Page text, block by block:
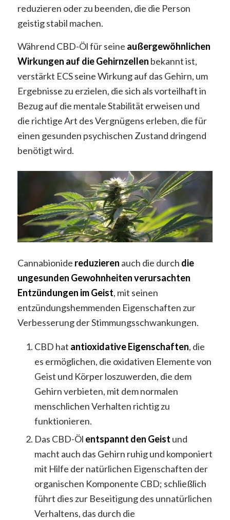
reduzieren oder zu beenden, die die Person
geistig stabil machen.
Während CBD-Öl für seine außergewöhnlichen
Wirkungen auf die Gehirnzellen bekannt ist,
verstärkt ECS seine Wirkung auf das Gehirn, um
Ergebnisse zu erzielen, die sich als vorteilhaft in
Bezug auf die mentale Stabilität erweisen und
die richtige Art des Vergnügens erleben, die für
einen gesunden psychischen Zustand dringend
benötigt wird.
Cannabionide reduzieren auch die durch die
ungesunden Gewohnheiten verursachten
Entzündungen im Geist, mit seinen
entzündungshemmenden Eigenschaften zur
Verbesserung der Stimmungsschwankungen.
CBD hat antioxidative Eigenschaften, die
es ermöglichen, die oxidativen Elemente von
Geist und Körper loszuwerden, die dem
Gehirn verbieten, mit dem normalen
menschlichen Verhalten richtig zu
funktionieren.
Das CBD-Öl entspannt den Geist und
macht auch das Gehirn ruhig und komponiert
mit Hilfe der natürlichen Eigenschaften der
organischen Komponente CBD; schließlich
führt dies zur Beseitigung des unnatürlichen
Verhaltens, das durch die